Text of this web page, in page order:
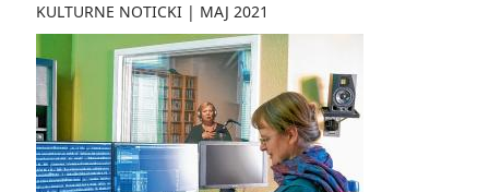
KULTURNE NOTICKI | MAJ 2021